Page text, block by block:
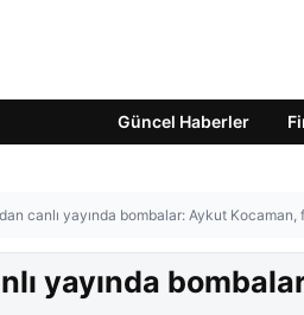
Güncel Haberler
canlı yayında bombalar: Aykut
yayında